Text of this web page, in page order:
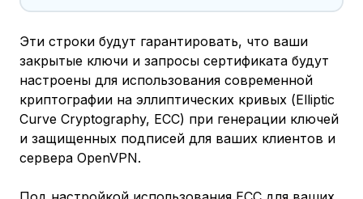
Эти строки будут гарантировать, что ваши
закрытые ключи и запросы сертификата будут
настроены для использования современной
криптографии на эллиптических кривых (Elliptic
Curve Cryptography, ECC) при генерации ключей
и защищенных подписей для ваших клиентов и
сервера OpenVPN.